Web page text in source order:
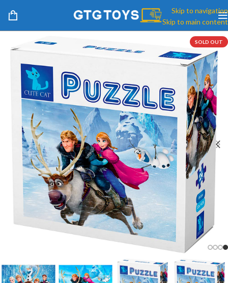
Skip to navigation
Skip to main content
SOLD OUT